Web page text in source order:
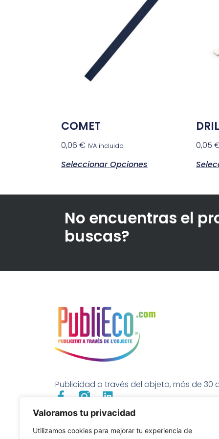
Valoramos tu privacidad
Utilizamos cookies para mejorar tu experiencia de
COMET
0,06 € IVA incluido
Seleccionar Opciones
0,05
No encuentras el
buscas?
Publicidad a través del objeto, más de 30